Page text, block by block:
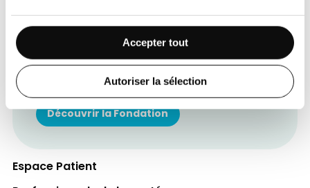
Accepter tout
Autoriser la sélection
Soutenez notre Fondation
Votre don à la Fondation permet de
financer des projets qui améliorent
directement le bien-être des patients et
leurs proches.
Découvrir la Fondation
Espace Patient